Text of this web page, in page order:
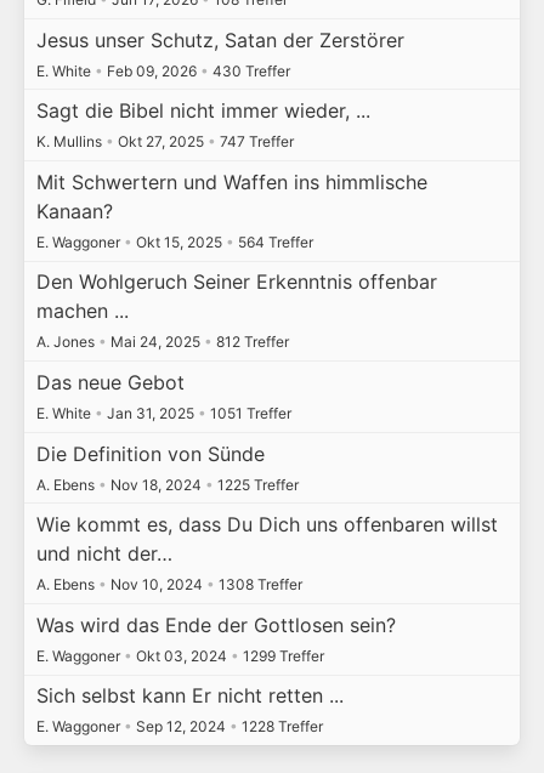
Jesus unser Schutz, Satan der Zerstörer
E. White • Feb 09, 2026 • 430 Treffer
Sagt die Bibel nicht immer wieder, ...
K. Mullins • Okt 27, 2025 • 747 Treffer
Mit Schwertern und Waffen ins himmlische
Kanaan?
E. Waggoner • Okt 15, 2025 • 564 Treffer
Den Wohlgeruch Seiner Erkenntnis offenbar
machen ...
A. Jones • Mai 24, 2025 • 812 Treffer
Das neue Gebot
E. White • Jan 31, 2025 • 1051 Treffer
Die Definition von Sünde
A. Ebens • Nov 18, 2024 • 1225 Treffer
Wie kommt es, dass Du Dich uns offenbaren willst
und nicht der…
A. Ebens • Nov 10, 2024 • 1308 Treffer
Was wird das Ende der Gottlosen sein?
E. Waggoner • Okt 03, 2024 • 1299 Treffer
Sich selbst kann Er nicht retten ...
E. Waggoner • Sep 12, 2024 • 1228 Treffer